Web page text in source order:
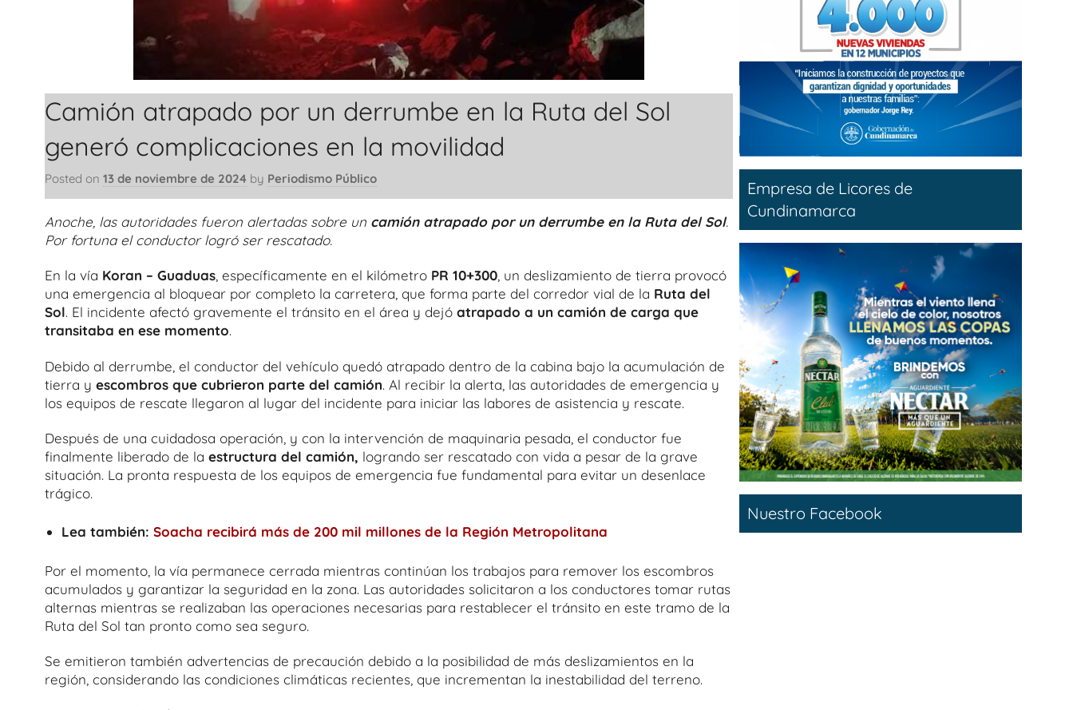
Camión atrapado por un derrumbe en la Ruta del Sol
generó complicaciones en la movilidad
Posted on 13 de noviembre de 2024 by Periodismo Público
Anoche, las autoridades fueron alertadas sobre un camión atrapado por un derrumbe en la Ruta del Sol.
Por fortuna el conductor logró ser rescatado.
En la vía Koran – Guaduas, específicamente en el kilómetro PR 10+300, un deslizamiento de tierra provocó
una emergencia al bloquear por completo la carretera, que forma parte del corredor vial de la Ruta del
Sol. El incidente afectó gravemente el tránsito en el área y dejó atrapado a un camión de carga que
transitaba en ese momento.
Debido al derrumbe, el conductor del vehículo quedó atrapado dentro de la cabina bajo la acumulación de
tierra y escombros que cubrieron parte del camión. Al recibir la alerta, las autoridades de emergencia y
los equipos de rescate llegaron al lugar del incidente para iniciar las labores de asistencia y rescate.
Después de una cuidadosa operación, y con la intervención de maquinaria pesada, el conductor fue
finalmente liberado de la estructura del camión, logrando ser rescatado con vida a pesar de la grave
situación. La pronta respuesta de los equipos de emergencia fue fundamental para evitar un desenlace
trágico.
Lea también:Soacha recibirá más de 200 mil millones de la Región Metropolitana
Por el momento, la vía permanece cerrada mientras continúan los trabajos para remover los escombros
acumulados y garantizar la seguridad en la zona. Las autoridades solicitaron a los conductores tomar rutas
alternas mientras se realizaban las operaciones necesarias para restablecer el tránsito en este tramo de la
Ruta del Sol tan pronto como sea seguro.
Se emitieron también advertencias de precaución debido a la posibilidad de más deslizamientos en la
región, considerando las condiciones climáticas recientes, que incrementan la inestabilidad del terreno.
Empresa de Licores de
Cundinamarca
Nuestro Facebook